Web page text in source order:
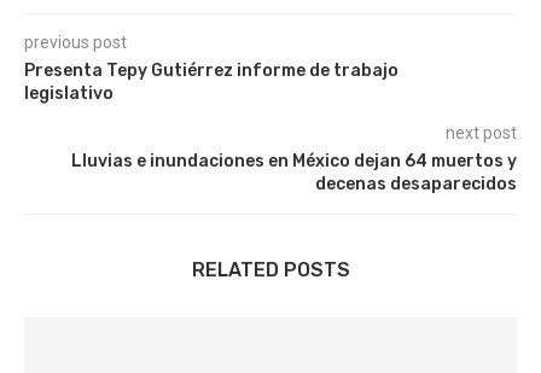
previous post
Presenta Tepy Gutiérrez informe de trabajo
legislativo
next post
Lluvias e inundaciones en México dejan 64 muertos y
decenas desaparecidos
RELATED POSTS